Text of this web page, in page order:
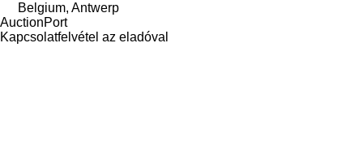
Belgium, Antwerp
AuctionPort
Kapcsolatfelvétel az eladóval